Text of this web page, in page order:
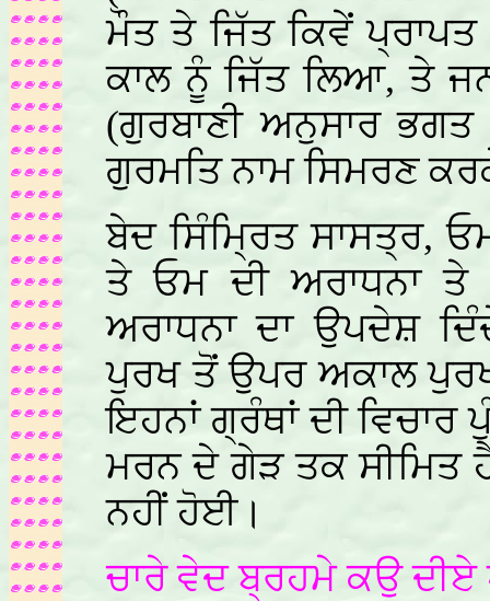
ਮੌਤ ਤੇ ਜਿੱਤ ਕਿਵੇਂ
ਕਾਲ ਨੂੰ ਜਿੱਤ ਲਿਆ, ਤੇ
(ਗੁਰਬਾਣੀ ਅਨੁਸਾਰ
ਗੁਰਮਤਿ ਨਾਮ ਸਿਮਰਣ
ਬੇਦ ਸਿੰਮ੍ਰਿਤ ਸਾਸਤ੍ਰ,
ਤੇ ਓਮ ਦੀ ਅਰਾਧਨਾ ਤੇ
ਅਰਾਧਨਾ ਦਾ ਉਪਦੇਸ਼
ਪੁਰਖ ਤੋਂ ਉਪਰ ਅਕਾਲ
ਇਹਨਾਂ ਗ੍ਰੰਥਾਂ ਦੀ
ਮਰਨ ਦੇ ਗੇੜ ਤਕ ਸੀਮਿਤ
ਨਹੀਂ ਹੋਈ।
ਚਾਰੇ ਵੇਦ ਬ੍ਰਹਮੇ ਕਉ ਦੀਏ